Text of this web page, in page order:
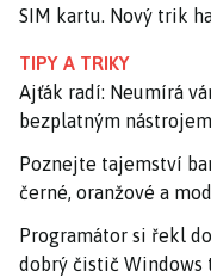
SIM kartu. Nový trik
TIPY A TRIKY
Ajťák radí: Neumírá
bezplatným
Poznejte tajemství
černé, oranžové a
Programátor si řekl
dobrý čistič Windows